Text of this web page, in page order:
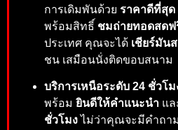
การเดิมพันด้วย ราคาดีที่สุด
พร้อมสิทธิ์ ชมถ่ายทอดสดฟ
ประเทศ คุณจะได้ เชียร์มัน
ชน เสมือนนั่งติดขอบสนาม
บริการเหนือระดับ 24 ชั่วโม
พร้อม ยินดีให้คำแนะนำ แล
ชั่วโมง ไม่ว่าคุณจะมีคำถา